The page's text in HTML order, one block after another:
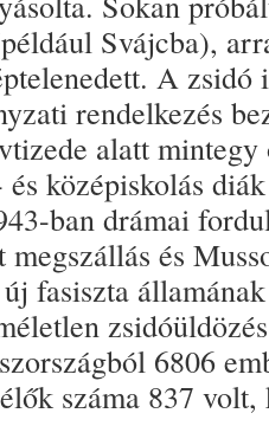
Svájcba),
A zsidó
rendelkezés
alatt
középiskolás
ban drámai
megszállás és
fasiszta
6806
száma 837